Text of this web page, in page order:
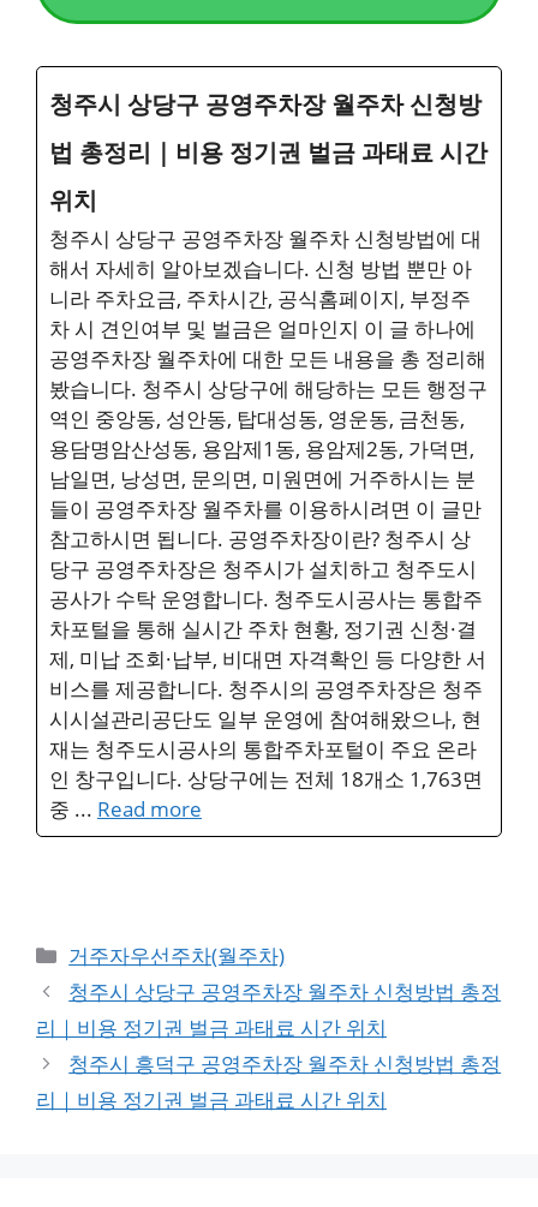
청주시 상당구 공영주차장 월주차 신청방
법 총정리｜비용 정기권 벌금 과태료 시간
위치
청주시 상당구 공영주차장 월주차 신청방법에 대
해서 자세히 알아보겠습니다. 신청 방법 뿐만 아
니라 주차요금, 주차시간, 공식홈페이지, 부정주
차 시 견인여부 및 벌금은 얼마인지 이 글 하나에
공영주차장 월주차에 대한 모든 내용을 총 정리해
봤습니다. 청주시 상당구에 해당하는 모든 행정구
역인 중앙동, 성안동, 탑대성동, 영운동, 금천동,
용담명암산성동, 용암제1동, 용암제2동, 가덕면,
남일면, 낭성면, 문의면, 미원면에 거주하시는 분
들이 공영주차장 월주차를 이용하시려면 이 글만
참고하시면 됩니다. 공영주차장이란? 청주시 상
당구 공영주차장은 청주시가 설치하고 청주도시
공사가 수탁 운영합니다. 청주도시공사는 통합주
차포털을 통해 실시간 주차 현황, 정기권 신청·결
제, 미납 조회·납부, 비대면 자격확인 등 다양한 서
비스를 제공합니다. 청주시의 공영주차장은 청주
시시설관리공단도 일부 운영에 참여해왔으나, 현
재는 청주도시공사의 통합주차포털이 주요 온라
인 창구입니다. 상당구에는 전체 18개소 1,763면
중 ... Read more
Categories
거주자우선주차(월주차)
청주시 상당구 공영주차장 월주차 신청방법 총정
리｜비용 정기권 벌금 과태료 시간 위치
청주시 흥덕구 공영주차장 월주차 신청방법 총정
리｜비용 정기권 벌금 과태료 시간 위치